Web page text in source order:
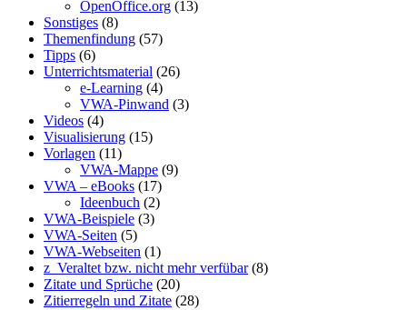
OpenOffice.org (13)
Sonstiges (8)
Themenfindung (57)
Tipps (6)
Unterrichtsmaterial (26)
e-Learning (4)
VWA-Pinwand (3)
Videos (4)
Visualisierung (15)
Vorlagen (11)
VWA-Mappe (9)
VWA – eBooks (17)
Ideenbuch (2)
VWA-Beispiele (3)
VWA-Seiten (5)
VWA-Webseiten (1)
z_Veraltet bzw. nicht mehr verfübar(8)
Zitate und Sprüche (20)
Zitierregeln und Zitate (28)